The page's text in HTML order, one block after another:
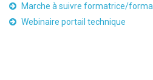
Marche à suivre formatrice/
Webinaire portail technique